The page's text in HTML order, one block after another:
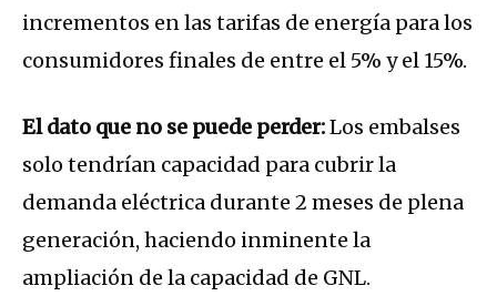
incrementos en las tarifas de energía para los
consumidores finales de entre el 5% y el 15%.
El dato que no se puede perder:Los embalses
solo tendrían capacidad para cubrir la
demanda eléctrica durante 2 meses de plena
generación, haciendo inminente la
ampliación de la capacidad de GNL.